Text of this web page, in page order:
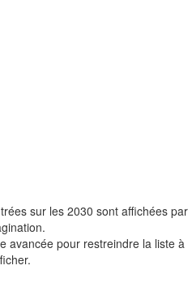
sur les 2030 sont affichées par
avancée pour restreindre la liste à